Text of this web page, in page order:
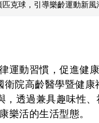
克球，引導樂齡運動新風
運動習慣，促進健
衛院高齡醫學暨健
，透過兼具趣味性
樂活的生活型態。